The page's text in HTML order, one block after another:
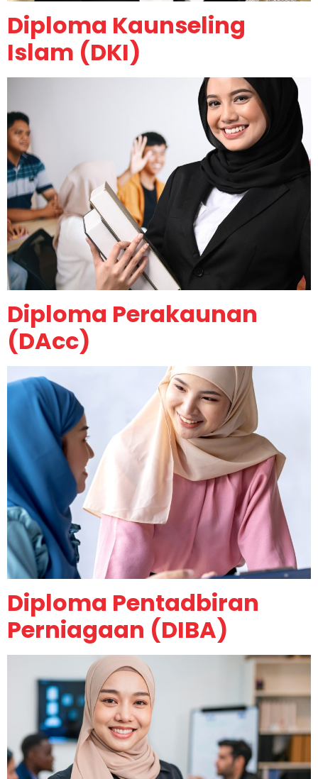
Diploma Kaunseling
Islam (DKI)
Diploma Perakaunan
(DAcc)
Diploma Pentadbiran
Perniagaan (DIBA)